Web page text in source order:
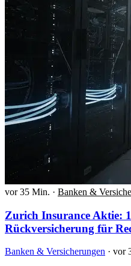
vor 35 Min. · Banken &
Zurich Insurance Aktie:
Rückversicherung für
Banken & Versicherungen · vor